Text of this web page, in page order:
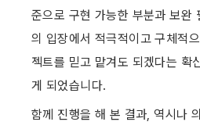
준으로 구현 가능한 부분과 보완
의 입장에서 적극적이고 구체적
젝트를 믿고 맡겨도 되겠다는 확
게 되었습니다.
함께 진행을 해 본 결과, 역시나